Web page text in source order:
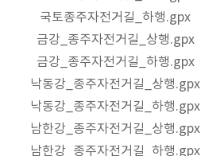
국토종주자전거길_하행.gpx
금강_종주자전거길_상행.gpx
금강_종주자전거길_하행.gpx
낙동강_종주자전거길_상행.gpx
낙동강_종주자전거길_하행.gpx
남한강_종주자전거길_상행.gpx
남한강_종주자전거길_하행.gpx